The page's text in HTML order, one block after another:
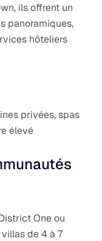
ils offrent un
panoramiques,
hôteliers
privées, spas
élevé
One ou
de 4 à 7